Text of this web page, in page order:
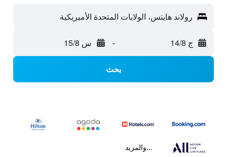
رولاند هايتس، الولايات المتحدة الأميريكية
ج 14/8 - س 15/8
بحث
...والمزيد